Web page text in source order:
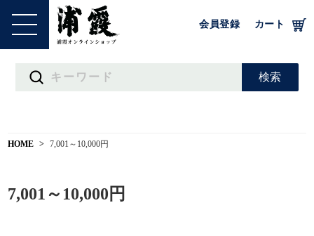
会員登録 カート
HOME 7,001～10,000円
7,001～10,000円